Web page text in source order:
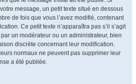
message, un petit texte situé en dessous
de fois que vous l’avez modifié, contenant
Ce petit texte n’apparaîtra pas s’il s’agit
un modérateur ou un administrateur, bien
discrète concernant leur modification.
normaux ne peuvent pas supprimer leur
a été publiée.